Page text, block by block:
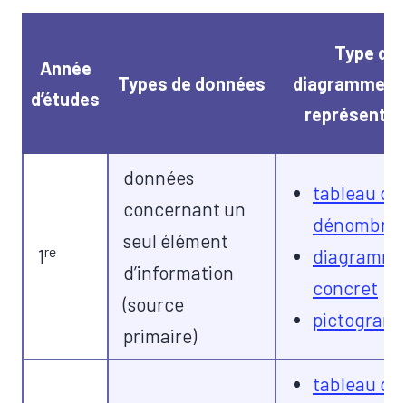
Année
d’études
Types de données
Type de
diagrammes
1re
données
concernant un
seul élément
d’information
(source
primaire)
tableau de
diagramme
concret​
​tableau de